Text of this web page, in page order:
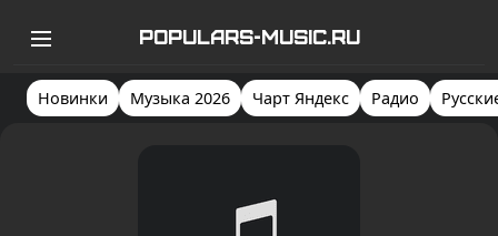
POPULARS-MUSIC.RU
Новинки Музыка 2026 Чарт Яндекс Радио